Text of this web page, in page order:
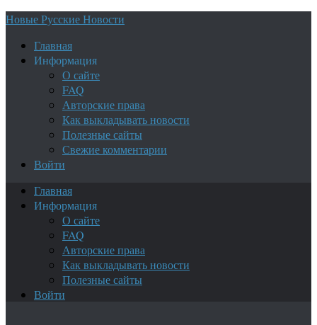
Новые Русские Новости
Главная
Информация
О сайте
FAQ
Авторские права
Как выкладывать новости
Полезные сайты
Свежие комментарии
Войти
Главная
Информация
О сайте
FAQ
Авторские права
Как выкладывать новости
Полезные сайты
Войти